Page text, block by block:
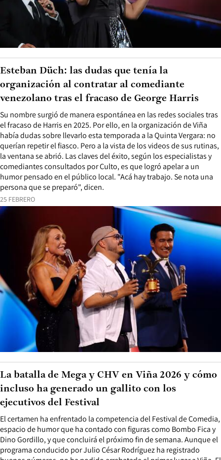
25 FEBRERO
Su nombre surgió de manera espontánea en las redes sociales tras
el fracaso de Harris en 2025. Por ello, en la organización de Viña
había dudas sobre llevarlo esta temporada a la Quinta Vergara: no
querían repetir el fiasco. Pero a la vista de los videos de sus rutinas,
la ventana se abrió. Las claves del éxito, según los especialistas y
comediantes consultados por Culto, es que logró apelar a un
humor pensado en el público local. "Acá hay trabajo. Se nota una
persona que se preparó", dicen.
Esteban Düch: las dudas que tenía la
organización al contratar al comediante
venezolano tras el fracaso de George Harris
El certamen ha enfrentado la competencia del Festival de Comedia,
espacio de humor que ha contado con figuras como Bombo Fica y
Dino Gordillo, y que concluirá el próximo fin de semana. Aunque el
programa conducido por Julio César Rodríguez ha registrado
La batalla de Mega y CHV en Viña 2026 y cómo
incluso ha generado un gallito con los
ejecutivos del Festival